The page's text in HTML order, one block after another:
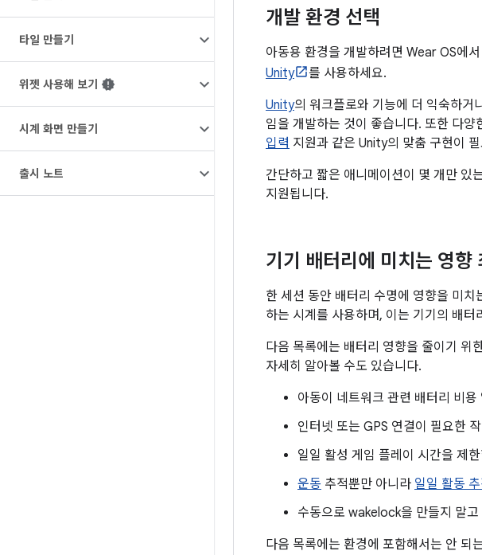
타일 만들기
위젯 사용해 보기
시계 화면 만들기
출시 노트
개발 환경 선택
아동용 환경을 개발하려면 Wear OS에
Unity
를 사용하세요.
Unity의 워크플로와 기능에 더 익숙하거
임을 개발하는 것이 좋습니다. 또한 다
입력 지원과 같은 Unity의 맞춤 구현이
간단하고 짧은 애니메이션이 몇 개만 있
지원됩니다.
기기 배터리에 미치는 영향
한 세션 동안 배터리 수명에 영향을 미
하는 시계를 사용하며, 이는 기기의 배터
다음 목록에는 배터리 영향을 줄이기 위
자세히 알아볼 수도 있습니다.
아동이 네트워크 관련 배터리 비
인터넷 또는 GPS 연결이 필요한
일일 활성 게임 플레이 시간을 제
운동 추적뿐만 아니라 일일 활동 추
수동으로 wakelock을 만들지 말고
다음 목록에는 환경에 포함해서는 안 되